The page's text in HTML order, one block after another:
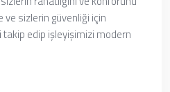
sizlerin güvenliği için
takip edip işleyişimizi modern